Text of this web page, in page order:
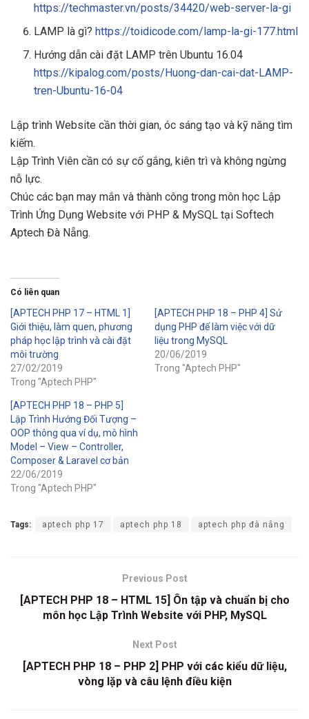
https://techmaster.vn/posts/34420/web-server-la-gi
LAMP là gì? https://toidicode.com/lamp-la-gi-177.html
Hướng dẫn cài đặt LAMP trên Ubuntu 16.04
https://kipalog.com/posts/Huong-dan-cai-dat-LAMP-
tren-Ubuntu-16-04
Lập trình Website cần thời gian, óc sáng tạo và kỹ năng tìm
kiếm.
Lập Trình Viên cần có sự cố gắng, kiên trì và không ngừng
nỗ lực.
Chúc các bạn may mắn và thành công trong môn học Lập
Trình Ứng Dụng Website với PHP & MySQL tại Softech
Aptech Đà Nẵng.
Có liên quan
[APTECH PHP 17 – HTML 1]
Giới thiệu, làm quen, phương
pháp học lập trình và cài đặt
môi trường
27/02/2019
Trong "Aptech PHP"
[APTECH PHP 18 – PHP 4] Sử
dụng PHP để làm việc với dữ
liệu trong MySQL
20/06/2019
Trong "Aptech PHP"
[APTECH PHP 18 – PHP 5]
Lập Trình Hướng Đối Tượng –
OOP thông qua ví dụ, mô hình
Model – View – Controller,
Composer & Laravel cơ bản
22/06/2019
Trong "Aptech PHP"
Tags: aptech php 17 aptech php 18 aptech php đà nẵng
Previous Post
[APTECH PHP 18 – HTML 15] Ôn tập và chuẩn bị cho
môn học Lập Trình Website với PHP, MySQL
Next Post
[APTECH PHP 18 – PHP 2] PHP với các kiểu dữ liệu,
vòng lặp và câu lệnh điều kiện